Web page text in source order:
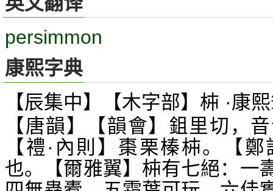
persimmon
康熙字典
【辰集中】【木字部】枾 ·康
【唐韻】【韻會】鉏里切，
【禮·內則】棗栗榛枾。【
也。【爾雅翼】枾有七絕：一